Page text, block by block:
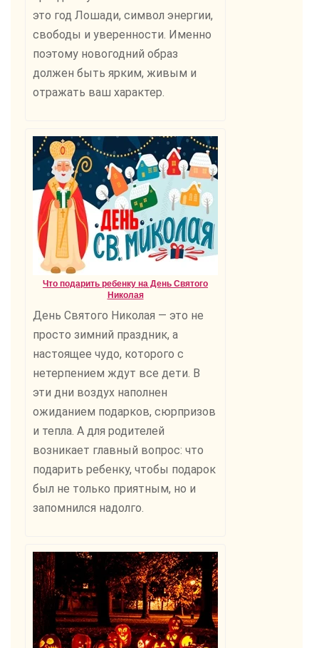
это год Лошади, символ энергии,
свободы и уверенности. Именно
поэтому новогодний образ
должен быть ярким, живым и
отражать ваш характер.
Что подарить ребенку на День Святого
Николая
День Святого Николая — это не
просто зимний праздник, а
настоящее чудо, которого с
нетерпением ждут все дети. В
эти дни воздух наполнен
ожиданием подарков, сюрпризов
и тепла. А для родителей
возникает главный вопрос: что
подарить ребенку, чтобы подарок
был не только приятным, но и
запомнился надолго.